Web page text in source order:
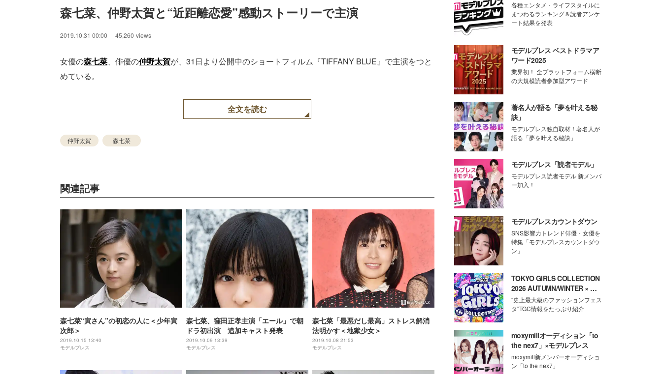
森七菜、仲野太賀と“近距離恋愛”感動ストーリーで主演
2019.10.31 00:00 45,260 views
女優の森七菜、俳優の仲野太賀が、31日より公開中のショートフィルム『TIFFANY BLUE』で主演をつと
めている。
全文を読む
仲野太賀 森七菜
関連記事
森七菜“寅さん”の初恋の人に＜少年寅
次郎＞
2019.10.15 13:40
モデルプレス
森七菜、窪田正孝主演「エール」で朝
ドラ初出演 追加キャスト発表
2019.10.09 13:39
モデルプレス
森七菜「最悪だし最高」ストレス解消
法明かす＜地獄少女＞
2019.10.08 21:53
モデルプレス
各種エンタメ・ライフスタイルに
まつわるランキング＆読者アンケ
ート結果を発表
モデルプレス ベストドラマア
ワード2025
業界初！ 全プラットフォーム横断
の大規模読者参加型アワード
著名人が語る「夢を叶える秘
訣」
モデルプレス独自取材！著名人が
語る「夢を叶える秘訣」
モデルプレス「読者モデル」
モデルプレス読者モデル 新メンバ
ー加入！
モデルプレスカウントダウン
SNS影響力トレンド俳優・女優を
特集「モデルプレスカウントダウ
ン」
TOKYO GIRLS COLLECTION
2026 AUTUMN/WINTER × モ
デルプレス
"史上最大級のファッションフェス
タ"TGC情報をたっぷり紹介
moxymillオーディション「to
the nex7」×モデルプレス
moxymill新メンバーオーディショ
ン「to the nex7」